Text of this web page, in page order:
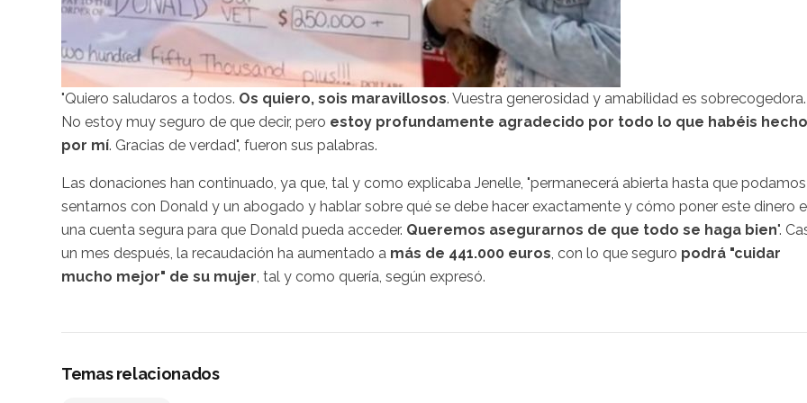
"Quiero saludaros a todos. Os quiero, sois maravillosos. Vuestra generosidad y amabilidad es sobrecogedora.
No estoy muy seguro de que decir, pero estoy profundamente agradecido por todo lo que habéis hecho
por mí. Gracias de verdad", fueron sus palabras.
Las donaciones han continuado, ya que, tal y como explicaba Jenelle, "permanecerá abierta hasta que podamos
sentarnos con Donald y un abogado y hablar sobre qué se debe hacer exactamente y cómo poner este dinero
una cuenta segura para que Donald pueda acceder. Queremos asegurarnos de que todo se haga bien".
un mes después, la recaudación ha aumentado a más de 441.000 euros , con lo que seguro podrá "cuidar
mucho mejor" de su mujer , tal y como quería, según expresó.
Temas relacionados